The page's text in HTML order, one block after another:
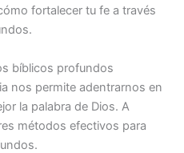
fortalecer tu fe a través
bíblicos profundos
nos permite adentrarnos en
la palabra de Dios. A
métodos efectivos para